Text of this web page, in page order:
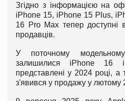
Згідно з інформацією на
iPhone 15, iPhone 15 Plus,
16 Pro Max тепер доступні
продавців.
У поточному
залишилися iPhone 16
представлені у 2024 році,
з'явився у продажу у лютому